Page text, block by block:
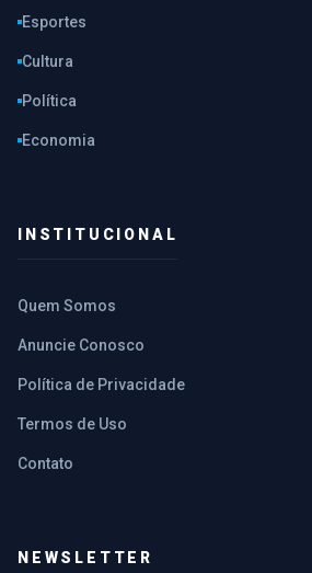
Esportes
Cultura
Política
Economia
INSTITUCIONAL
Quem Somos
Anuncie Conosco
Política de Privacidade
Termos de Uso
Contato
NEWSLETTER